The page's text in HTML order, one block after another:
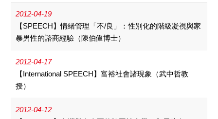
2012-04-19
【SPEECH】情緒管理「不/良」：性別化的階級凝視與家
暴男性的諮商經驗（陳伯偉博士）
2012-04-17
【International SPEECH】富裕社會諸現象（武中哲教
授）
2012-04-12